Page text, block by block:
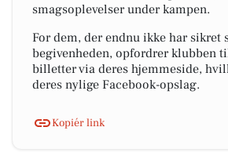
smagsoplevelser under kampen.
For dem, der endnu ikke har
begivenheden, opfordrer klubben
billetter via deres hjemmeside,
deres nylige Facebook-opslag.
Kopiér link